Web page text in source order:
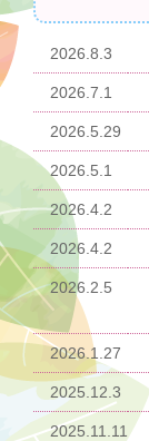
2026.8.3
2026.7.1
2026.5.29
2026.5.1
2026.4.2
2026.4.2
2026.2.5
2026.1.27
2025.12.3
2025.11.11